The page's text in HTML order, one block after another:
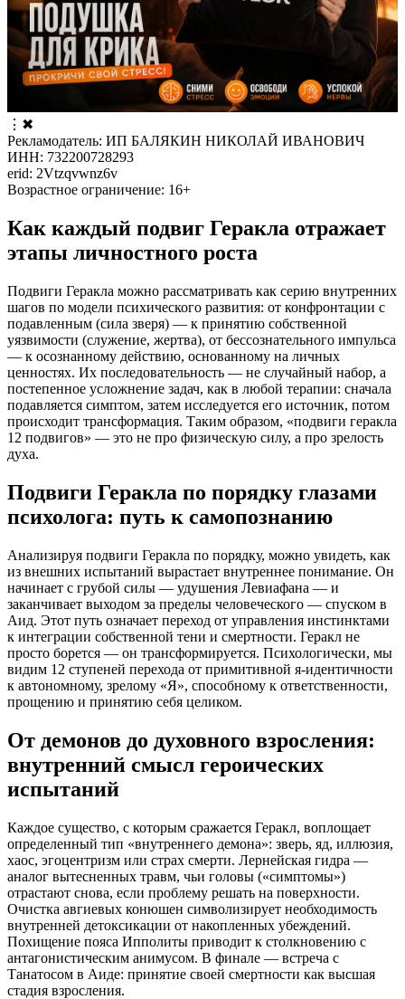
⋮ ✖
Рекламодатель: ИП БАЛЯКИН НИКОЛАЙ ИВАНОВИЧ
ИНН: 732200728293
erid: 2Vtzqvwnz6v
Возрастное ограничение: 16+
Как каждый подвиг Геракла отражает
этапы личностного роста
Подвиги Геракла можно рассматривать как серию внутренних
шагов по модели психического развития: от конфронтации с
подавленным (сила зверя) — к принятию собственной
уязвимости (служение, жертва), от бессознательного импульса
— к осознанному действию, основанному на личных
ценностях. Их последовательность — не случайный набор, а
постепенное усложнение задач, как в любой терапии: сначала
подавляется симптом, затем исследуется его источник, потом
происходит трансформация. Таким образом, «подвиги геракла
12 подвигов» — это не про физическую силу, а про зрелость
духа.
Подвиги Геракла по порядку глазами
психолога: путь к самопознанию
Анализируя подвиги Геракла по порядку, можно увидеть, как
из внешних испытаний вырастает внутреннее понимание. Он
начинает с грубой силы — удушения Левиафана — и
заканчивает выходом за пределы человеческого — спуском в
Аид. Этот путь означает переход от управления инстинктами
к интеграции собственной тени и смертности. Геракл не
просто борется — он трансформируется. Психологически, мы
видим 12 ступеней перехода от примитивной я-идентичности
к автономному, зрелому «Я», способному к ответственности,
прощению и принятию себя целиком.
От демонов до духовного взросления:
внутренний смысл героических
испытаний
Каждое существо, с которым сражается Геракл, воплощает
определенный тип «внутреннего демона»: зверь, яд, иллюзия,
хаос, эгоцентризм или страх смерти. Лернейская гидра —
аналог вытесненных травм, чьи головы («симптомы»)
отрастают снова, если проблему решать на поверхности.
Очистка авгиевых конюшен символизирует необходимость
внутренней детоксикации от накопленных убеждений.
Похищение пояса Ипполиты приводит к столкновению с
антагонистическим анимусом. В финале — встреча с
Танатосом в Аиде: принятие своей смертности как высшая
стадия взросления.